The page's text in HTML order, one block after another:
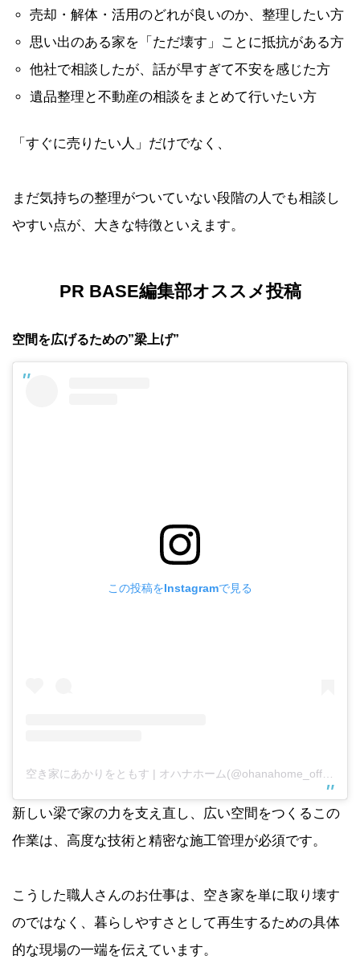
売却・解体・活用のどれが良いのか、整理したい方
思い出のある家を「ただ壊す」ことに抵抗がある方
他社で相談したが、話が早すぎて不安を感じた方
遺品整理と不動産の相談をまとめて行いたい方
「すぐに売りたい人」だけでなく、
まだ気持ちの整理がついていない段階の人でも相談し
やすい点が、大きな特徴といえます。
PR BASE編集部オススメ投稿
空間を広げるための”梁上げ”
この投稿をInstagramで見る
新しい梁で家の力を支え直し、広い空間をつくるこの
作業は、高度な技術と精密な施工管理が必須です。
こうした職人さんのお仕事は、空き家を単に取り壊す
のではなく、暮らしやすさとして再生するための具体
的な現場の一端を伝えています。